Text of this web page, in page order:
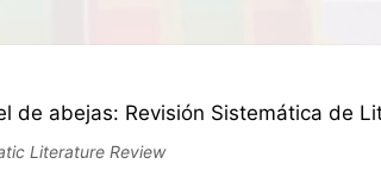
de abejas: Revisión Sistemática de
Literature Review